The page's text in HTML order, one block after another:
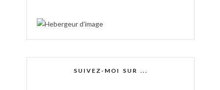
SUIVEZ-MOI SUR ...